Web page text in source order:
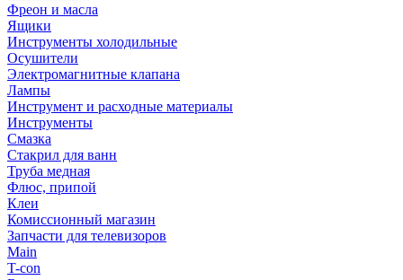
Фреон и масла
Ящики
Инструменты холодильные
Осушители
Электромагнитные клапана
Лампы
Инструмент и расходные материалы
Инструменты
Смазка
Стакрил для ванн
Труба медная
Флюс, припой
Клеи
Комиссионный магазин
Запчасти для телевизоров
Main
T-con